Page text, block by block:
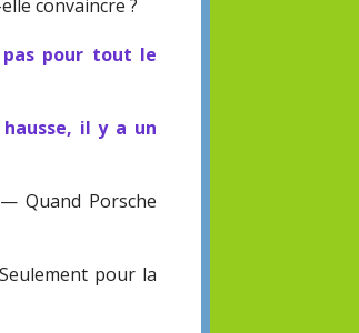
convaincre ?
pas pour tout le
il y a un
— Quand Porsche
pour la